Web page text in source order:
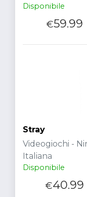
Disponibile
€59.99
Stray
Videogiochi -
Italiana
Disponibile
€40.99